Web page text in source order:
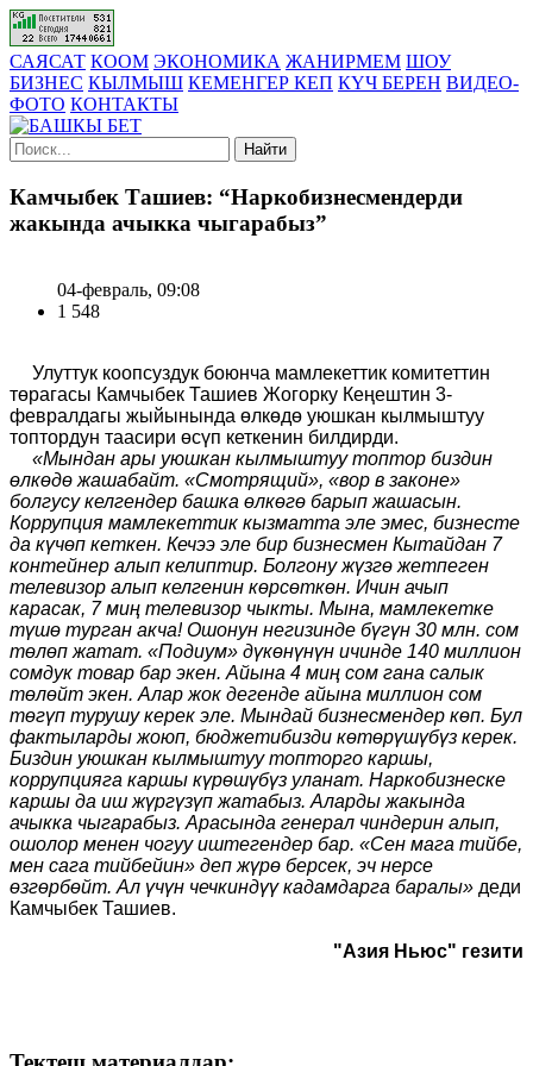
САЯСАТ КООМ ЭКОНОМИКА ЖАНИРМЕМ ШОУ
БИЗНЕС КЫЛМЫШ КЕМЕНГЕР КЕП КҮЧ БЕРЕН ВИДЕО-
ФОТО КОНТАКТЫ
Найти
Камчыбек Ташиев: “Наркобизнесмендерди
жакында ачыкка чыгарабыз”
04-февраль, 09:08
1 548
Улуттук коопсуздук боюнча мамлекеттик комитеттин
төрагасы Камчыбек Ташиев Жогорку Кеңештин 3-
февралдагы жыйынында өлкөдө уюшкан кылмыштуу
топтордун таасири өсүп кеткенин билдирди.
«Мындан ары уюшкан кылмыштуу топтор биздин
өлкөдө жашабайт. «Смотрящий», «вор в законе»
болгусу келгендер башка өлкөгө барып жашасын.
Коррупция мамлекеттик кызматта эле эмес, бизнесте
да күчөп кеткен. Кечээ эле бир бизнесмен Кытайдан 7
контейнер алып келиптир. Болгону жүзгө жетпеген
телевизор алып келгенин көрсөткөн. Ичин ачып
карасак, 7 миң телевизор чыкты. Мына, мамлекетке
түшө турган акча! Ошонун негизинде бүгүн 30 млн. сом
төлөп жатат. «Подиум» дүкөнүнүн ичинде 140 миллион
сомдук товар бар экен. Айына 4 миң сом гана салык
төлөйт экен. Алар жок дегенде айына миллион сом
төгүп турушу керек эле. Мындай бизнесмендер көп. Бул
фактыларды жоюп, бюджетибизди көтөрүшүбүз керек.
Биздин уюшкан кылмыштуу топторго каршы,
коррупцияга каршы күрөшүбүз уланат. Наркобизнеске
каршы да иш жүргүзүп жатабыз. Аларды жакында
ачыкка чыгарабыз. Арасында генерал чиндерин алып,
ошолор менен чогуу иштегендер бар. «Сен мага тийбе,
мен сага тийбейин» деп жүрө берсек, эч нерсе
өзгөрбөйт. Ал үчүн чечкиндүү кадамдарга баралы» деди
Камчыбек Ташиев.
"Азия Ньюс" гезити